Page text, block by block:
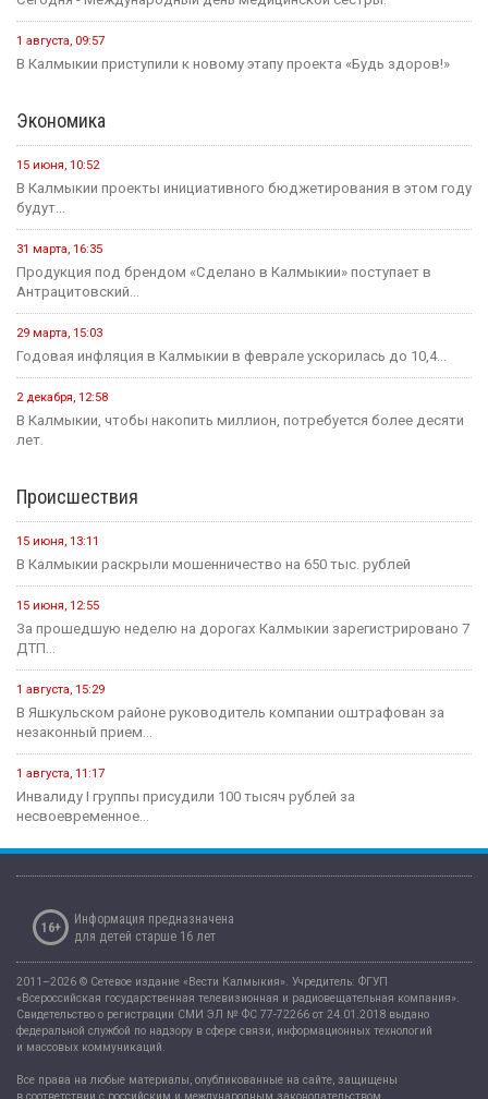
31 июля, 18:51
обсудили Первый зампредседателя правительства...
Политика
Итоги весенней сессии Государственной Думы
24 июля, 09:46
20 июля, 11:17
В преддверии Единого дня голосования Общественная палата
14 июля, 10:44
Выборная компания не за горами.
Образование
12 мая, 08:18
С сегодняшнего дня в России водятся новые правила
25 июля, 10:43
конкурсные...
21 июля, 16:04
представить Калмыкию...
11 июля, 14:51
инициатив...
Калмыкия готовится вновь принять гостей на Фестивале Лотосов.
26 июля, 12:31
В этом году героическому эпосу «Джангар» — 585 лет.
24 июля, 12:29
В Калмыкии, в Национальной библиотеке им. А. Амур-Санана,
прошла...